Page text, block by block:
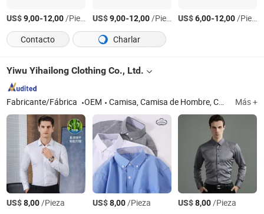
US$9,00-12,00/Pieza US$9,00-12,00/Pieza US$6,00-12,00/Pieza
Contacto
Charlar
Yiwu Yihailong Clothing Co., Ltd.
Fabricante/Fábrica OEM Camisa, Camisa de Hombre, Camisa de Manga Larga, Camisa de Algodón, Camisa de Tela Mezclada, Camisa de Niños, Camisa de Ocio, Camisa de Mujer, Camisa Profesional de Hombre, Camisa Profesional de Mujer Más +
US$8,00/Pieza US$8,00/Pieza US$8,00/Pieza